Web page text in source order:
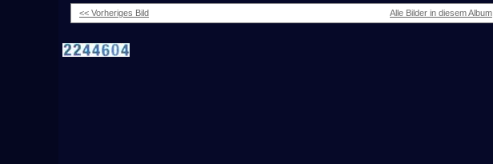
<< Vorheriges Bild Alle Bilder in diesem Album